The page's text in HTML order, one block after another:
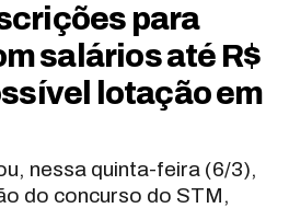
para
salários até R$
lotação em
nessa quinta-feira (6/3),
do concurso do STM,